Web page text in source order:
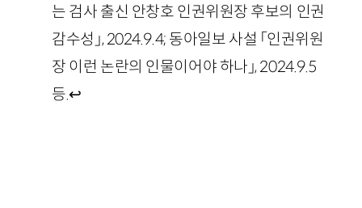
는 검사 출신 안창호 인권위원장 후보의 인권
감수성」, 2024.9.4; 동아일보 사설 「인권위원
장 이런 논란의 인물이어야 하나」, 2024.9.5
등.↩